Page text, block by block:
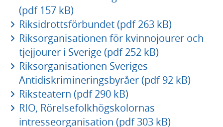
(pdf 157 kB)
Riksidrottsförbundet (pdf 263 kB)
Riksorganisationen för kvinnojourer och
tjejjourer i Sverige (pdf 252 kB)
Riksorganisationen Sveriges
Antidiskrimineringsbyråer (pdf 92 kB)
Riksteatern (pdf 290 kB)
RIO, Rörelsefolkhögskolornas
intresseorganisation (pdf 303 kB)